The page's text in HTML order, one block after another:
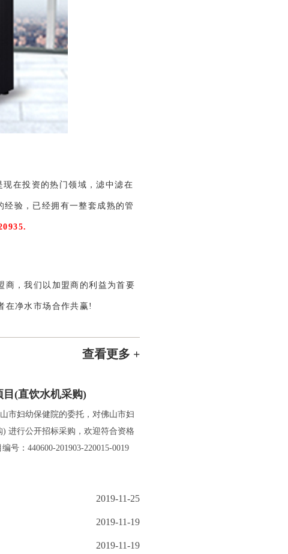
在投资的热门领域，滤中滤在
验，已经拥有一整套成熟的管
商，我们以加盟商的利益为首要
在净水市场合作共赢!
查看更多 +
(直饮水机采购)
市妇幼保健院的委托，对佛山市妇
进行公开招标采购，欢迎符合资格
号：440600-201903-220015-0019
2019-11-25
2019-11-19
2019-11-19